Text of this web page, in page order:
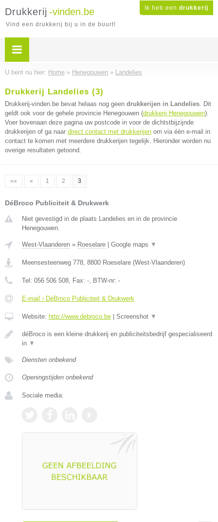
Ik heb een drukkerij
Drukkerij -vinden.be
Vind een drukkerij bij u in de buurt!
U bent nu hier: Home » Henegouwen » Landelies
Drukkerij Landelies (3)
Drukkerij-vinden.be bevat helaas nog geen drukkerijen in Landelies. Dit
geldt ook voor de gehele provincie Henegouwen (drukkerij Henegouwen).
Voer bovenaan deze pagina uw postcode in voor de dichtstbijzijnde
drukkerijen of ga naar direct contact met drukkerijen om via één e-mail in
contact te komen met meerdere drukkerijen tegelijk. Hieronder worden nu
overige resultaten getoond.
«« « 1 2 3
DéBroco Publiciteit & Drukwerk
Niet gevestigd in de plaats Landelies en in de provincie
Henegouwen.
West-Vlaanderen » Roeselare Google maps ▼
Meensesteenweg 778, 8800 Roeselare (West-Vlaanderen)
Tel: 056 506 508, Fax: -, BTW-nr: -
E-mail › DéBroco Publiciteit & Drukwerk
Website: http://www.debroco.be Screenshot ▼
déBroco is een kleine drukkerij en publiciteitsbedrijf gespecialiseerd
in ▼
Diensten onbekend
Openingstijden onbekend
Sociale media: